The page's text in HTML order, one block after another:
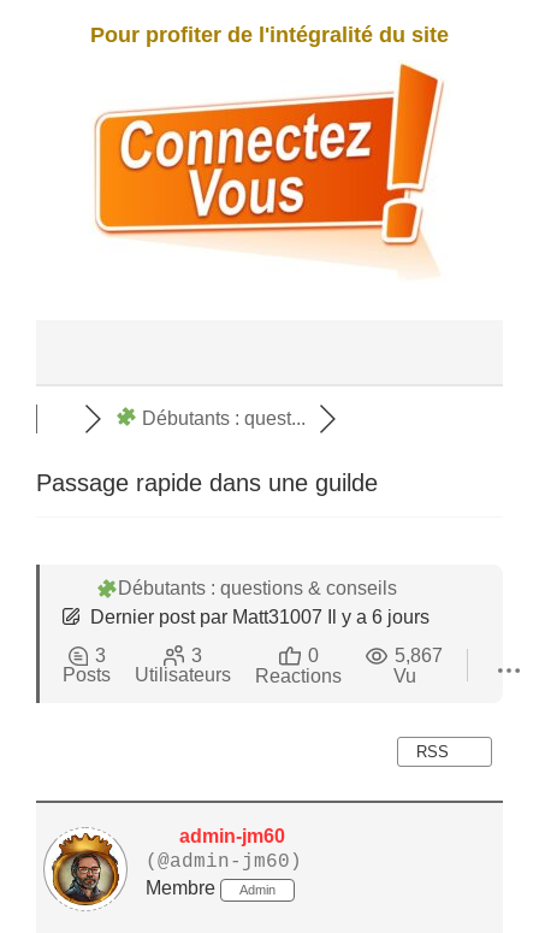
Pour profiter de l'intégralité du site
Débutants : quest...
Passage rapide dans une guilde
Débutants : questions & conseils
Dernier post par Matt31007
Il y a 6 jours
3
Posts
3
Utilisateurs
0
Reactions
5,867
Vu
RSS
admin-jm60
(@admin-jm60)
Membre Admin